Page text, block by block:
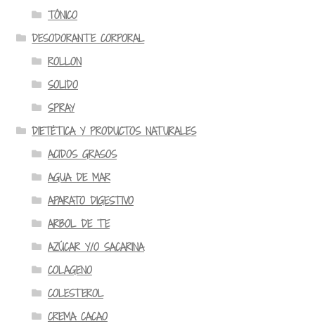
TÓNICO
DESODORANTE CORPORAL
ROLLON
SOLIDO
SPRAY
DIETÉTICA Y PRODUCTOS NATURALES
ACIDOS GRASOS
AGUA DE MAR
APARATO DIGESTIVO
ARBOL DE TE
AZÚCAR Y/O SACARINA
COLAGENO
COLESTEROL
CREMA CACAO